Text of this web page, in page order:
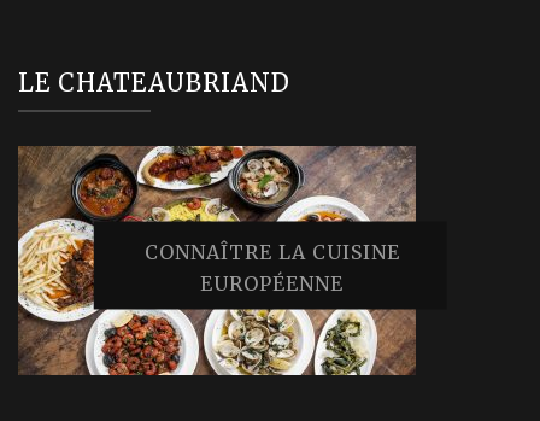
LE CHATEAUBRIAND
CONNAÎTRE LA CUISINE
EUROPÉENNE